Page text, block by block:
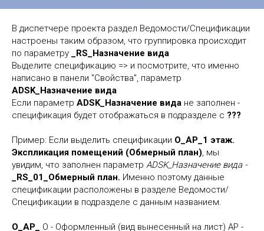
В диспетчере проекта раздел Ведомости/Спецификации
настроены таким образом, что группировка происходит
по параметру
_RS_Назначение вида
Выделите спецификацию => и посмотрите, что именно
написано в панели "Свойства", параметр
ADSK_Назначение вида
Если параметр ADSK_Назначение вида не заполнен -
спецификация будет отображаться в подразделе с ???
Пример: Если выделить спецификации О_АР_1 этаж.
Экспликация помещений (Обмерный план), мы
увидим, что заполнен параметр ADSK_Назначение вида -
_RS_01_Обмерный план. Именно поэтому данные
спецификации расположены в разделе Ведомости/
Спецификации в подразделе с данным названием.
О_АР_ О - Оформленный (вид вынесенный на лист) АР -